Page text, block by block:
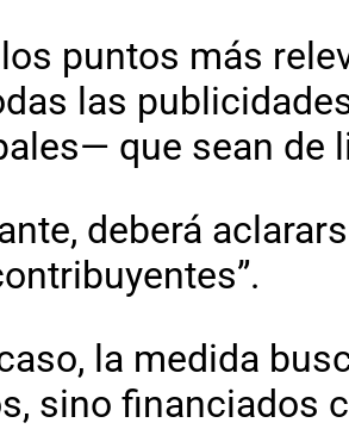
puntos más
las
que sean de
deberá
la medida
sino financiados